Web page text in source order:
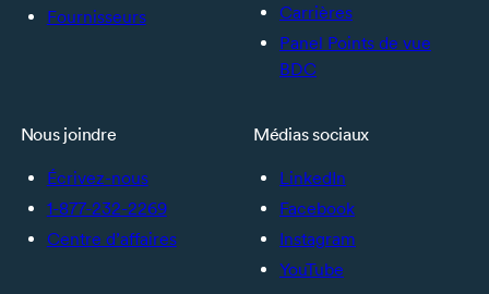
Fournisseurs
Carrières
Panel Points de vue
BDC
Nous joindre
Écrivez-nous
1-877-232-2269
Centre d’affaires
Médias sociaux
LinkedIn
Facebook
Instagram
YouTube